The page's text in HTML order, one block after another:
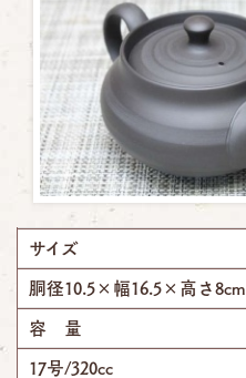
サイズ
胴径10.5×幅16.5×高さ8cm
容 量
17号/320cc